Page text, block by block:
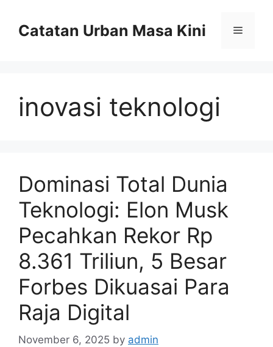
contentCatatan Urban Masa Kini Menu
inovasi teknologi
Dominasi Total Dunia
Teknologi: Elon Musk
Pecahkan Rekor Rp
8.361 Triliun, 5 Besar
Forbes Dikuasai Para
Raja Digital
November 6, 2025 by admin